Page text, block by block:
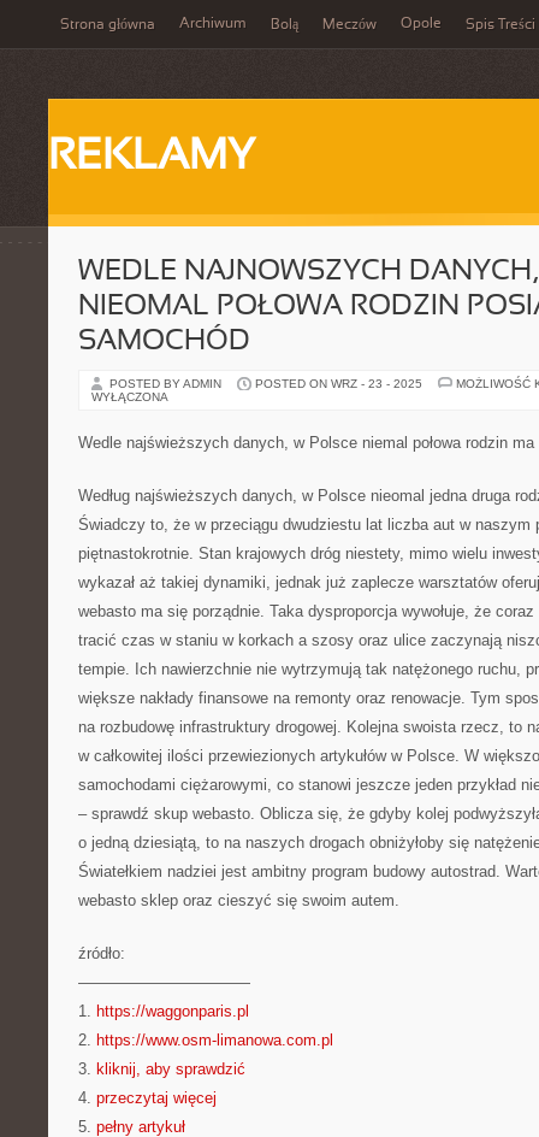
Strona główna Archiwum Bolą Meczów Opole Spis Treści
REKLAMY
WEDLE NAJNOWSZYCH
NIEOMAL POŁOWA RODZIN
SAMOCHÓD
POSTED BY ADMIN POSTED ON WRZ - 23 - 2025
MOŻLIWOŚĆ
WYŁĄCZONA
Wedle najświeższych danych, w Polsce niemal połowa rodzin
Według najświeższych danych, w Polsce nieomal jedna druga
Świadczy to, że w przeciągu dwudziestu lat liczba aut w naszym
piętnastokrotnie. Stan krajowych dróg niestety, mimo wielu
wykazał aż takiej dynamiki, jednak już zaplecze warsztatów
webasto ma się porządnie. Taka dysproporcja wywołuje, że
tracić czas w staniu w korkach a szosy oraz ulice zaczynają
tempie. Ich nawierzchnie nie wytrzymują tak natężonego ruchu,
większe nakłady finansowe na remonty oraz renowacje. Tym
na rozbudowę infrastruktury drogowej. Kolejna swoista rzecz, to
w całkowitej ilości przewiezionych artykułów w Polsce. W
samochodami ciężarowymi, co stanowi jeszcze jeden przykład
– sprawdź skup webasto. Oblicza się, że gdyby kolej
o jedną dziesiątą, to na naszych drogach obniżyłoby się
Światełkiem nadziei jest ambitny program budowy autostrad.
webasto sklep oraz cieszyć się swoim autem.
źródło:
———————————
1. https://waggonparis.pl
2. https://www.osm-limanowa.com.pl
3. kliknij, aby sprawdzić
4. przeczytaj więcej
5. pełny artykuł